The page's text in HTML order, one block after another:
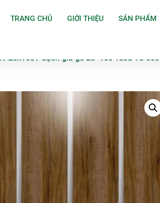
TRANG CHỦ GIỚI THIỆU SẢN PHẨM
/ 20x100 / Gạch giả gỗ 20×100 Tasa TS